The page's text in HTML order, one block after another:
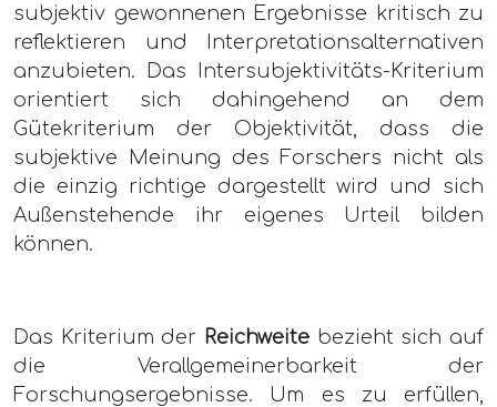
subjektiv gewonnenen Ergebnisse kritisch zu
reflektieren und Interpretationsalternativen
anzubieten. Das Intersubjektivitäts-Kriterium
orientiert sich dahingehend an dem
Gütekriterium der Objektivität, dass die
subjektive Meinung des Forschers nicht als
die einzig richtige dargestellt wird und sich
Außenstehende ihr eigenes Urteil bilden
können.
Das Kriterium der Reichweite bezieht sich auf
die Verallgemeinerbarkeit der
Forschungsergebnisse. Um es zu erfüllen,